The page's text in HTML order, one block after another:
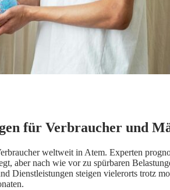
für Verbraucher und
weltweit in Atem. Experten
aber nach wie vor zu spürbaren
Dienstleistungen steigen vielerorts trotz